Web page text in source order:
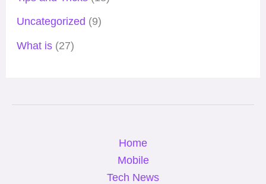
Uncategorized (9)
What is(27)
Home
Mobile
Tech News